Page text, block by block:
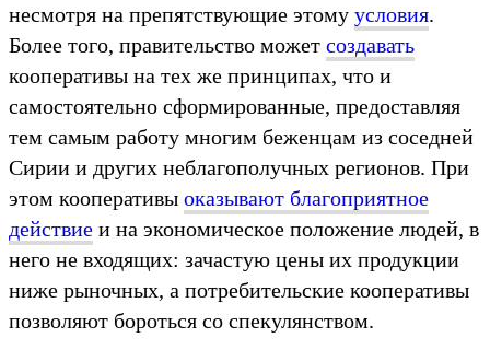
несмотря на препятствующие этому условия.
Более того, правительство может создавать
кооперативы на тех же принципах, что и
самостоятельно сформированные, предоставляя
тем самым работу многим беженцам из соседней
Сирии и других неблагополучных регионов. При
этом кооперативы оказывают благоприятное
действие и на экономическое положение людей, в
него не входящих: зачастую цены их продукции
ниже рыночных, а потребительские кооперативы
позволяют бороться со спекулянством.